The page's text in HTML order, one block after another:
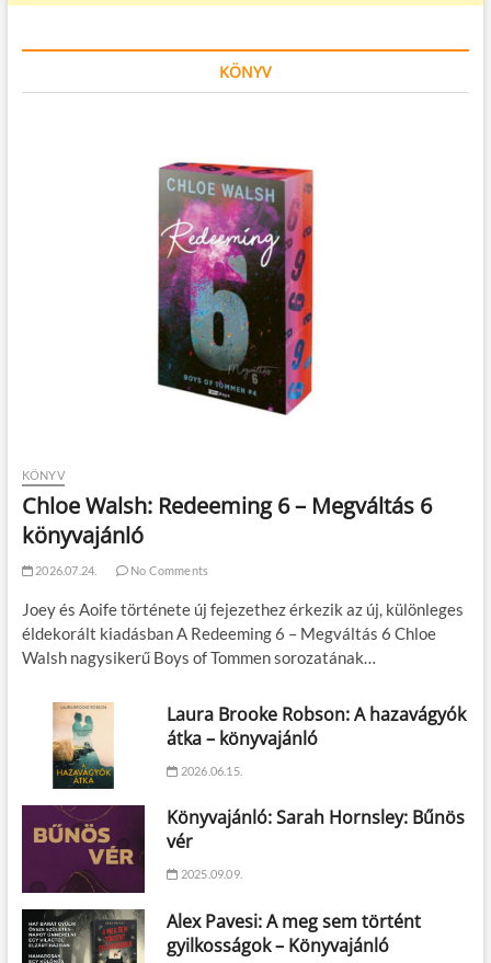
KÖNYV
KÖNYV
Chloe Walsh: Redeeming 6 – Megváltás 6
könyvajánló
2026.07.24. No Comments
Joey és Aoife története új fejezethez érkezik az új, különleges
éldekorált kiadásban A Redeeming 6 – Megváltás 6 Chloe
Walsh nagysikerű Boys of Tommen sorozatának…
Laura Brooke Robson: A hazavágyók
átka – könyvajánló
2026.06.15.
Könyvajánló: Sarah Hornsley: Bűnös
vér
2025.09.09.
Alex Pavesi: A meg sem történt
gyilkosságok – Könyvajánló